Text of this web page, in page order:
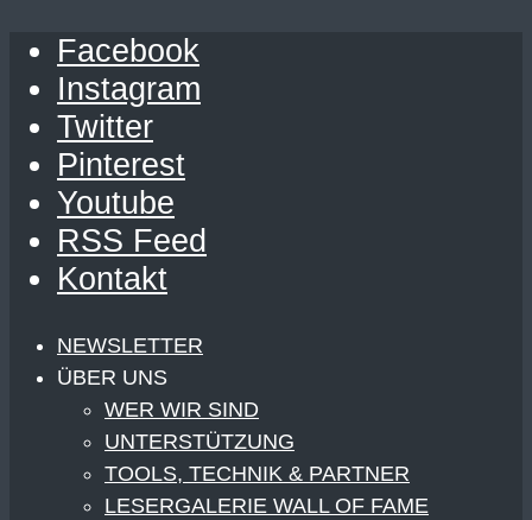
Facebook
Instagram
Twitter
Pinterest
Youtube
RSS Feed
Kontakt
NEWSLETTER
ÜBER UNS
WER WIR SIND
UNTERSTÜTZUNG
TOOLS, TECHNIK & PARTNER
LESERGALERIE WALL OF FAME